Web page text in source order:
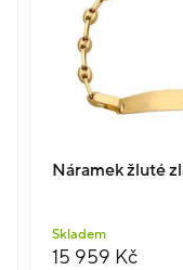
Náramek žluté
Skladem
15 959 Kč